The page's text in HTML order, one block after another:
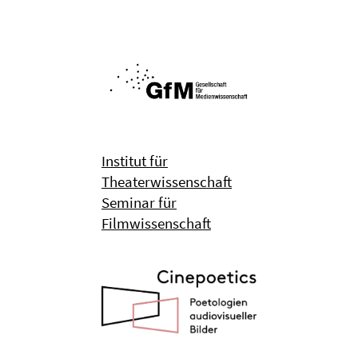
Institut für
Theaterwissenschaft
Seminar für
Filmwissenschaft